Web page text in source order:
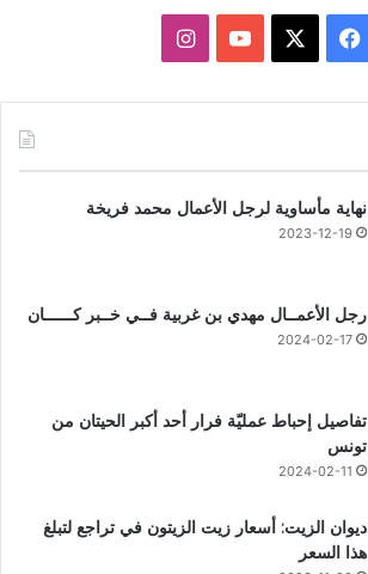
فيسبوك يوتيوبانستقرام
نهاية مأساوية لرجل الأعمال محمد فريخة
2023-12-19
رجل الأعمــال مهدي بن غربية فــي خــبر كــــــان
2024-02-17
تفاصيل إحباط عمليّة فرار أحد أكبر الحيتان من
تونس
2024-02-11
ديوان الزيت: أسعار زيت الزيتون في تراجع لتبلغ
هذا السعر